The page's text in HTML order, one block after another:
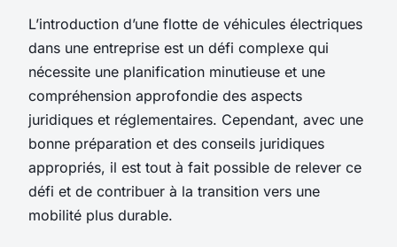
L’introduction d’une flotte de véhicules électriques
dans une entreprise est un défi complexe qui
nécessite une planification minutieuse et une
compréhension approfondie des aspects
juridiques et réglementaires. Cependant, avec une
bonne préparation et des conseils juridiques
appropriés, il est tout à fait possible de relever ce
défi et de contribuer à la transition vers une
mobilité plus durable.